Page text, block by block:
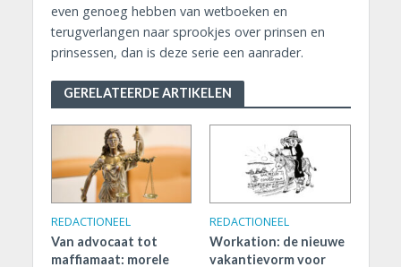
even genoeg hebben van wetboeken en
terugverlangen naar sprookjes over prinsen en
prinsessen, dan is deze serie een aanrader.
GERELATEERDE ARTIKELEN
REDACTIONEEL
Van advocaat tot
maffiamaat: morele
REDACTIONEEL
Workation: de nieuwe
vakantievorm voor